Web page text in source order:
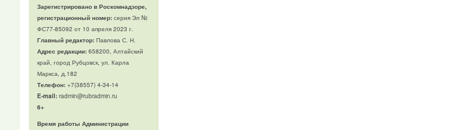
Зарегистрировано в Роскомнадзоре,
регистрационный номер:серия Эл №
ФС77-85092 от 10 апреля 2023 г.
Главный редактор:Павлова С. Н.
Адрес редакции:658200, Алтайский
край, город Рубцовск, ул. Карла
Маркса, д.182
Телефон:+7(38557) 4-34-14
E-mail:radmin@rubradmin.ru
6+
Время работы Администрации